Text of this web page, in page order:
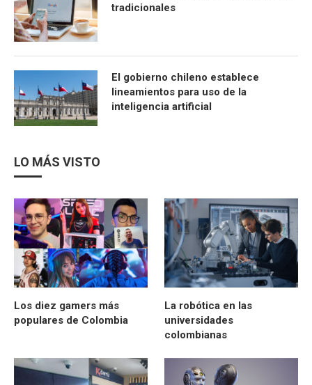
tradicionales
El gobierno chileno establece
lineamientos para uso de la
inteligencia artificial
LO MÁS VISTO
Los diez gamers más
populares de Colombia
La robótica en las
universidades
colombianas